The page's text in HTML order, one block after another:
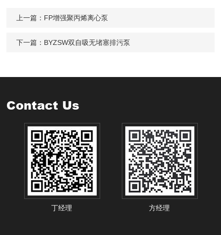
上一篇： FP增强聚丙烯离心泵
下一篇： BYZSW双自吸无堵塞排污泵
Contact Us
丁经理 方经理